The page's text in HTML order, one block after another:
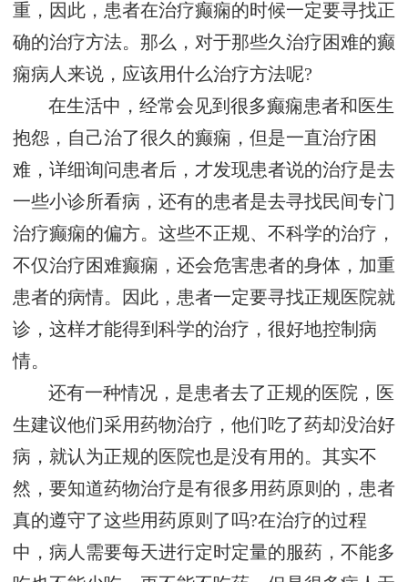
重，因此，患者在治疗癫痫的时候一定要寻找正
确的治疗方法。那么，对于那些久治疗困难的癫
痫病人来说，应该用什么治疗方法呢?
在生活中，经常会见到很多癫痫患者和医生
抱怨，自己治了很久的癫痫，但是一直治疗困
难，详细询问患者后，才发现患者说的治疗是去
一些小诊所看病，还有的患者是去寻找民间专门
治疗癫痫的偏方。这些不正规、不科学的治疗，
不仅治疗困难癫痫，还会危害患者的身体，加重
患者的病情。因此，患者一定要寻找正规医院就
诊，这样才能得到科学的治疗，很好地控制病
情。
还有一种情况，是患者去了正规的医院，医
生建议他们采用药物治疗，他们吃了药却没治好
病，就认为正规的医院也是没有用的。其实不
然，要知道药物治疗是有很多用药原则的，患者
真的遵守了这些用药原则了吗?在治疗的过程
中，病人需要每天进行定时定量的服药，不能多